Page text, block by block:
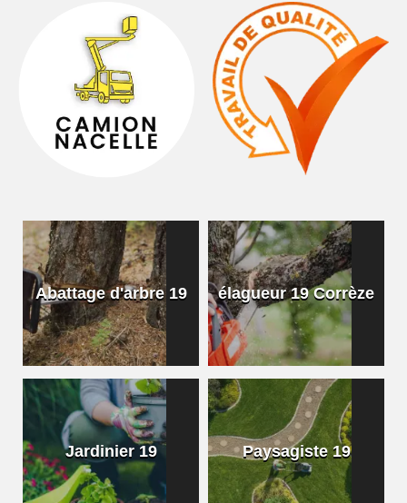
Abattage d'arbre 19 élagueur 19 Corrèze
Jardinier 19 Paysagiste 19